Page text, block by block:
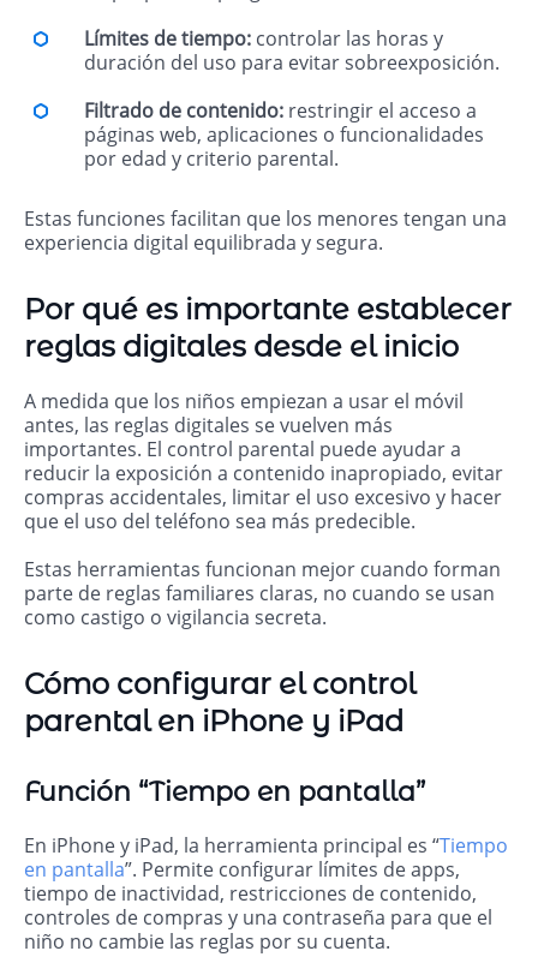
Límites de tiempo: controlar las horas y
duración del uso para evitar sobreexposición.
Filtrado de contenido: restringir el acceso a
páginas web, aplicaciones o funcionalidades
por edad y criterio parental.
Estas funciones facilitan que los menores tengan una
experiencia digital equilibrada y segura.
Por qué es importante establecer
reglas digitales desde el inicio
A medida que los niños empiezan a usar el móvil
antes, las reglas digitales se vuelven más
importantes. El control parental puede ayudar a
reducir la exposición a contenido inapropiado, evitar
compras accidentales, limitar el uso excesivo y hacer
que el uso del teléfono sea más predecible.
Estas herramientas funcionan mejor cuando forman
parte de reglas familiares claras, no cuando se usan
como castigo o vigilancia secreta.
Cómo configurar el control
parental en iPhone y iPad
Función “Tiempo en pantalla”
En iPhone y iPad, la herramienta principal es “Tiempo
en pantalla”. Permite configurar límites de apps,
tiempo de inactividad, restricciones de contenido,
controles de compras y una contraseña para que el
niño no cambie las reglas por su cuenta.